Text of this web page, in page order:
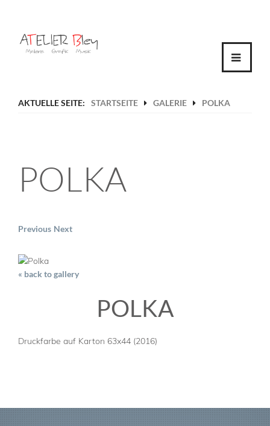
VITA
IMPRESSUM
AKTUELLE SEITE: STARTSEITE GALERIE POLKA
POLKA
Previous Next
« back to gallery
POLKA
Druckfarbe auf Karton 63x44 (2016)